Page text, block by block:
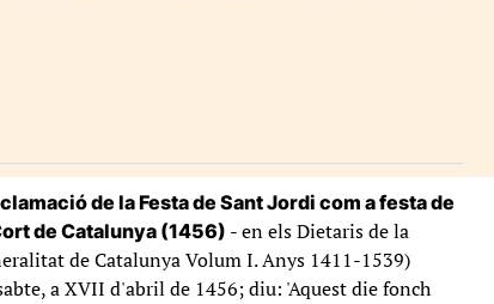
de la Festa de Sant Jordi com a festa de
de Catalunya (1456) - en els Dietaris de la
de Catalunya Volum I. Anys 1411-1539)
a XVII d'abril de 1456; diu: 'Aquest die fonch